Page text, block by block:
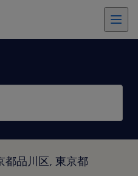
品川区, 東京都